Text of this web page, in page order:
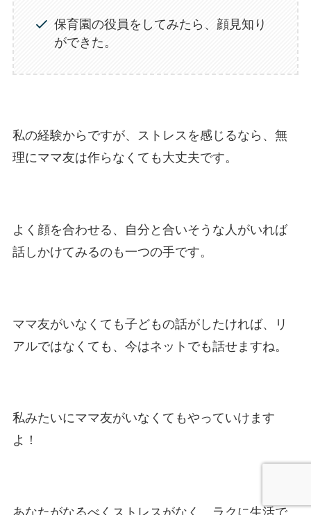
保育園の役員をしてみたら、顔見知り
ができた。
私の経験からですが、ストレスを感じるなら、無
理にママ友は作らなくても大丈夫です。
よく顔を合わせる、自分と合いそうな人がいれば
話しかけてみるのも一つの手です。
ママ友がいなくても子どもの話がしたければ、リ
アルではなくても、今はネットでも話せますね。
私みたいにママ友がいなくてもやっていけます
よ！